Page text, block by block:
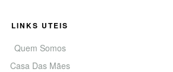
LINKS UTEIS
Quem Somos
Casa Das Mães